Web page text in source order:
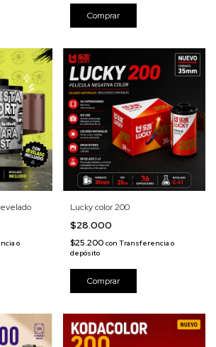
o
Lucky color 200
$28.000
$25.200 con Transferencia o
depósito